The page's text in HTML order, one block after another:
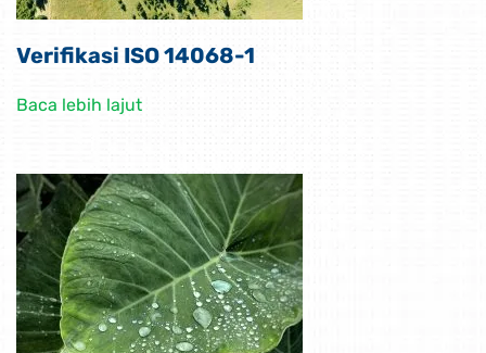
Verifikasi ISO 14068-1
Baca lebih lajut